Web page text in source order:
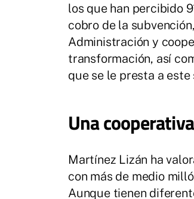
los que han percibido
cobro de la
Administración y
transformación, así
que se le presta a este
Una
Martínez Lizán ha
con más de medio
Aunque tienen